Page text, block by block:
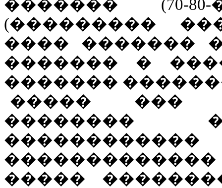
������� (70-
(���������
���� �������
������� �
�������
����� ���
��������
�����